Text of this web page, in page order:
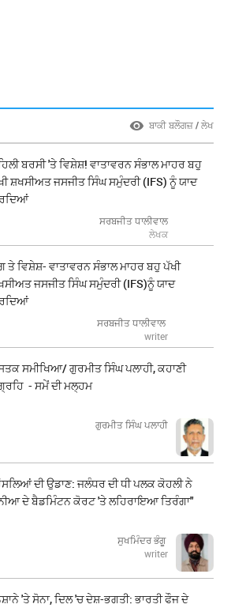
ਬਾਕੀ ਬਲੌਗਜ਼ / ਲੇਖ
ਬਰਸੀ 'ਤੇ ਵਿਸ਼ੇਸ਼! ਵਾਤਾਵਰਨ ਸੰਭਾਲ ਮਾਹਰ ਬਹੁ
ਸ਼ਖਸੀਅਤ ਜਸਜੀਤ ਸਿੰਘ ਸਮੁੰਦਰੀ (IFS) ਨੂੰ ਯਾਦ
ਸਰਬਜੀਤ ਧਾਲੀਵਾਲ
ਲੇਖਕ
ਤੇ ਵਿਸ਼ੇਸ਼- ਵਾਤਾਵਰਨ ਸੰਭਾਲ ਮਾਹਰ ਬਹੁ ਪੱਖੀ
ਜਸਜੀਤ ਸਿੰਘ ਸਮੁੰਦਰੀ (IFS)ਨੂੰ ਯਾਦ
ਸਰਬਜੀਤ ਧਾਲੀਵਾਲ
writer
ਸਮੀਖਿਆ/ ਗੁਰਮੀਤ ਸਿੰਘ ਪਲਾਹੀ, ਕਹਾਣੀ
- ਸਮੇਂ ਦੀ ਮਲ੍ਹਮ
ਗੁਰਮੀਤ ਸਿੰਘ ਪਲਾਹੀ
ਦੀ ਉਡਾਣ: ਜਲੰਧਰ ਦੀ ਧੀ ਪਲਕ ਕੋਹਲੀ ਨੇ
ਦੇ ਬੈਡਮਿੰਟਨ ਕੋਰਟ 'ਤੇ ਲਹਿਰਾਇਆ ਤਿਰੰਗਾ"
ਸੁਖਮਿੰਦਰ ਭੰਗੂ
writer
'ਤੇ ਸੋਨਾ, ਦਿਲ 'ਚ ਦੇਸ਼-ਭਗਤੀ: ਭਾਰਤੀ ਫੌਜ ਦੇ